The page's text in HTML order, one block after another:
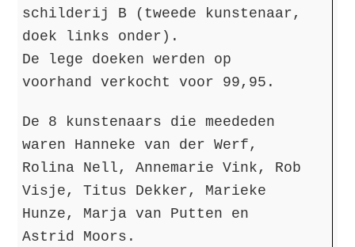
schilderij B (tweede kunstenaar,
doek links onder).
De lege doeken werden op
voorhand verkocht voor 99,95.
De 8 kunstenaars die meededen
waren Hanneke van der Werf,
Rolina Nell, Annemarie Vink, Rob
Visje, Titus Dekker, Marieke
Hunze, Marja van Putten en
Astrid Moors.